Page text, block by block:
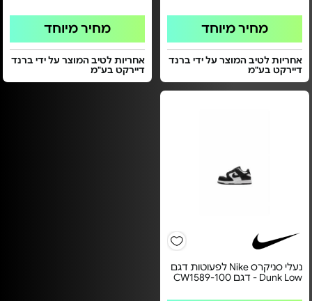
מחיר מיוחד
אחריות לטיב המוצר על ידי ברנד
דיירקט בע"מ
מחיר מיוחד
אחריות לטיב המוצר על ידי ברנד
דיירקט בע"מ
נעלי סניקרס Nike לפעוטות דגם
Dunk Low - דגם CW1589-100